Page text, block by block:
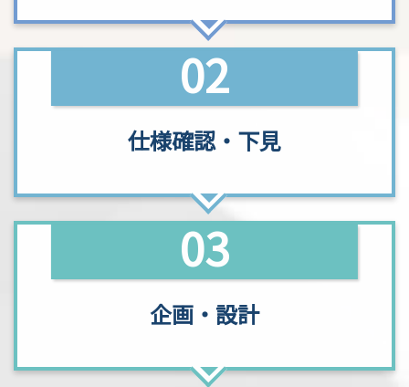
02
仕様確認・ 下見
03
企画・設計